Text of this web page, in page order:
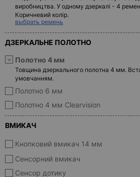
виробництва. У одному дзеркалі - 4
Коричневий колір.
выбрать ремень
ДЗЕРКАЛЬНЕ ПОЛОТНО
Полотно 4 мм
Товщина дзеркального полотна 4 мм.
умовчанням.
Полотно 6 мм
Полотно 4 мм Clearvision
ВМИКАЧ
Кнопковий вмикач 14 мм
Сенсорний вмикач
Сенсор дотику